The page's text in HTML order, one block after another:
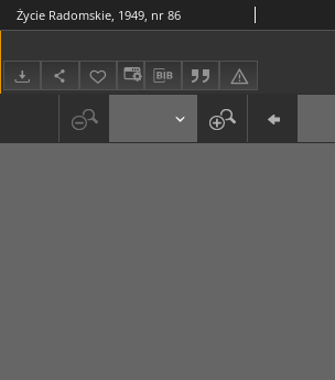
Życie Radomskie, 1949, nr 86